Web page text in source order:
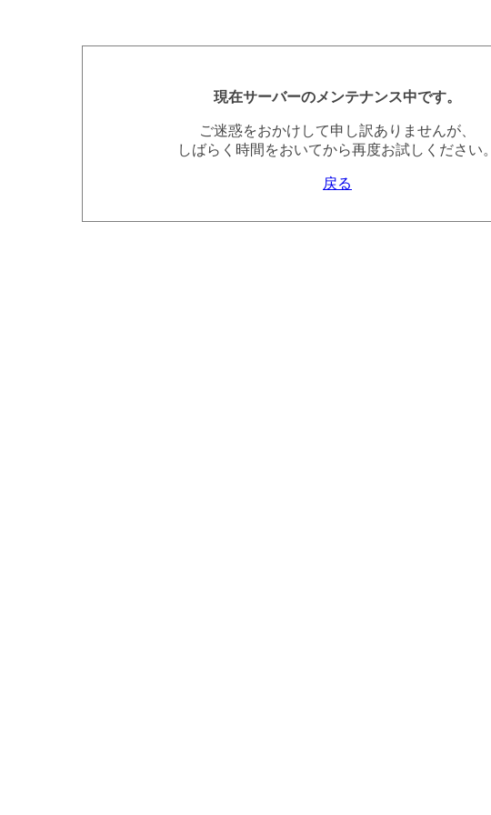
現在サーバーのメンテナンス中です。
ご迷惑をおかけして申し訳ありませんが、
しばらく時間をおいてから再度お試しください。
戻る